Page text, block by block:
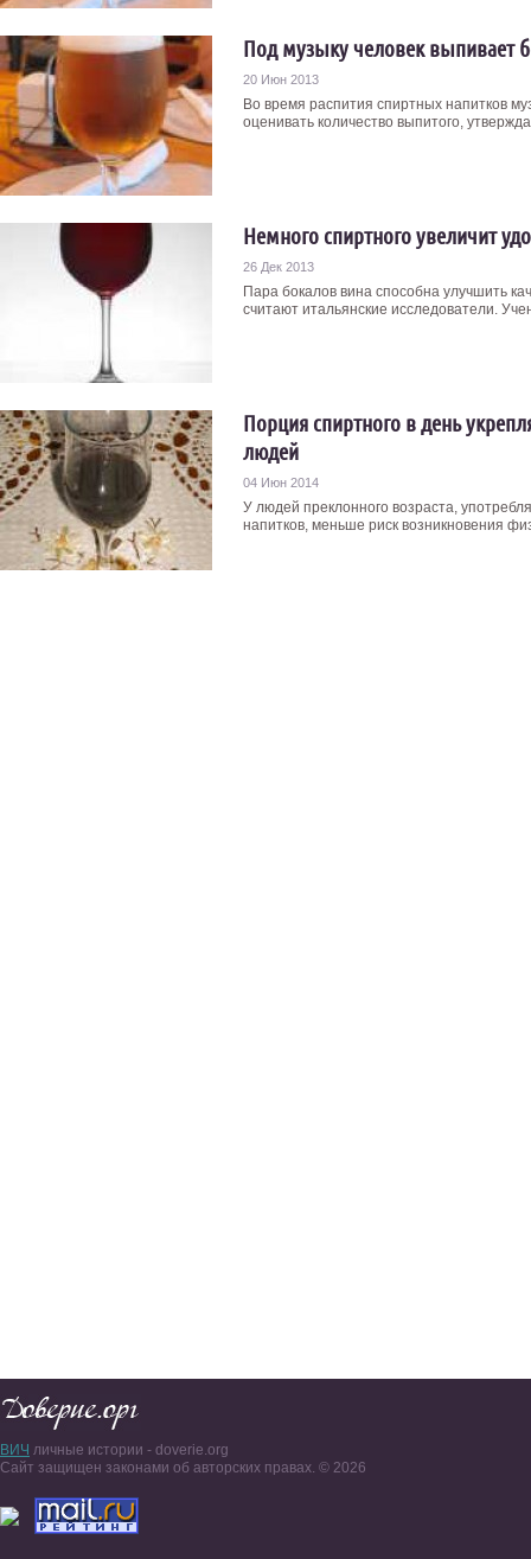
Под музыку человек выпивает
20 Июн 2013
Во время распития спиртных напитков
оценивать количество выпитого,
Немного спиртного увеличит
26 Дек 2013
Пара бокалов вина способна улучшить
считают итальянские исследователи.
Порция спиртного в день
людей
04 Июн 2014
У людей преклонного возраста,
напитков, меньше риск возникновения
ВИЧ личные истории - doverie.org
Сайт защищен законами об авторских правах. © 2026